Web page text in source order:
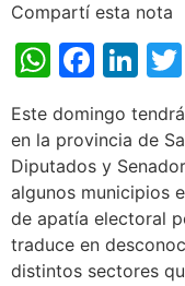
Compartí esta nota
Este domingo
en la provincia de
Diputados y
algunos municipios
de apatía electoral
traduce en
distintos sectores